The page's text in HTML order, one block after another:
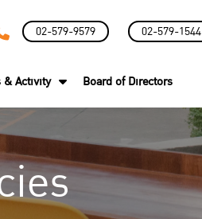
02-579-9579 02-579-1544
& Activity Board of Directors